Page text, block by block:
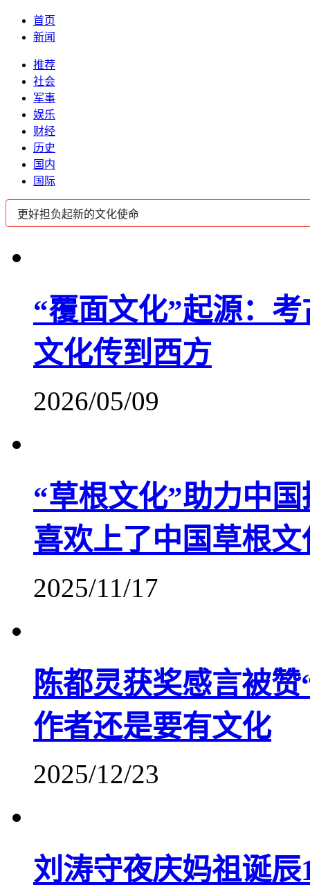
首页
新闻
推荐
社会
军事
娱乐
财经
历史
国内
国际
“覆面文化”起源：
文化传到西方
2026/05/09
“草根文化”助力中
喜欢上了中国草根文
2025/11/17
陈都灵获奖感言被
作者还是要有文化
2025/12/23
刘涛守夜庆妈祖诞